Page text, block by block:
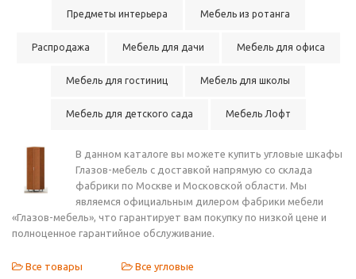
Предметы интерьера Мебель из ротанга
Распродажа Мебель для дачи Мебель для офиса
Мебель для гостиниц Мебель для школы
Мебель для детского сада Мебель Лофт
В данном каталоге вы можете купить угловые шкафы
Глазов-мебель с доставкой напрямую со склада
фабрики по Москве и Московской области. Мы
являемся официальным дилером фабрики мебели
«Глазов-мебель», что гарантирует вам покупку по низкой цене и
полноценное гарантийное обслуживание.
Все товары
Все угловые